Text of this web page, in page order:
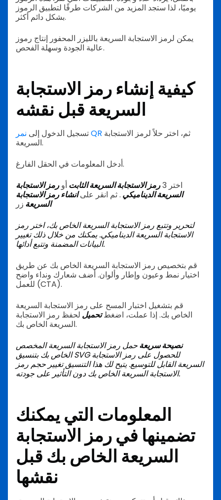
يوميًا، لذا ستجد المزيد من الشركات طرقًا لتطبيق الرموز
بشكل دائم أكثر.
يمكن لرمز الاستجابة السريعة بالليزر المحفور إنتاج رموز
عالية الجودة وسهلة الفحص.
كيفية إنشاء رمز الاستجابة
السريعة قبل نقشه
تسجيل الدخول إلىنمر QR
السريعة.
أدخل المعلومات في الحقل الفارغ.
اختر 3
رمز الاستجابة السريعة الثابتأورمز الاستجابة
السريعة الديناميكي . ثم انقر علىانشاء رمز الاستجابة
السريعة زر
لتحرير وتتبع رمز الاستجابة السريعة الخاص بك، اختر رمز
الاستجابة السريعة الديناميكي. يمكنك من خلال ذلك تغيير
البيانات المضمنة وتتبع أدائها.
قم بتخصيص رمز الاستجابة السريعة الخاص بك عن طريق
اختيار نمط وعيون وإطار وألوان. أضف شعارك ونداء واضح
للعمل (CTA).
قم بتشغيل اختبار المسح على رمز الاستجابة السريعة
الخاص بك. إذا عملت، اضغطتحميل لحفظ رمز الاستجابة
السريعة الخاص بك.
نصيحة سريعةحمل رمز الاستجابة السريعة المخصص
الخاص بك بتنسيق SVG للحصول على رمز الاستجابة
السريعة القابل للتوسيع. يتيح لك هذا التنسيق تغيير حجم رمز
الاستجابة السريعة الخاص بك دون التأثير على جودته.
المعلومات التي يمكنك
تضمينها في رمز الاستجابة
السريعة الخاص بك قبل
نقشها